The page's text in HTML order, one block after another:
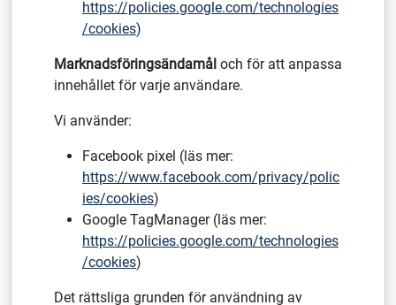
https://policies.google.com/technologies
/cookies)
Marknadsföringsändamål och för att anpassa
innehållet för varje användare.
Vi använder:
Facebook pixel (läs mer:
https://www.facebook.com/privacy/polic
ies/cookies)
Google TagManager (läs mer:
https://policies.google.com/technologies
/cookies)
Det rättsliga grunden för användning av